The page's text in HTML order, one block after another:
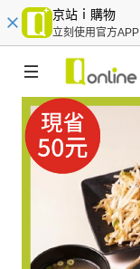
京站ｉ購物
立刻使用官方APP